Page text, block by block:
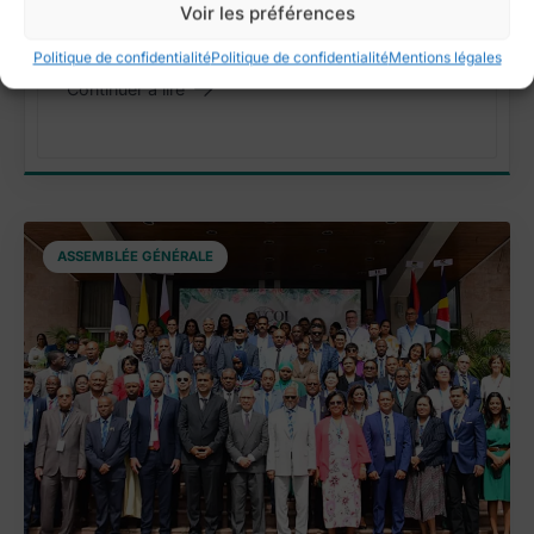
Voir les préférences
Politique de confidentialitéPolitique de confidentialitéMentions légales
L’AVCOI salue ses membres réélus et accueille
Continuer à lire
"Membres réélus et nouveaux responsables locaux"
ASSEMBLÉE GÉNÉRALE